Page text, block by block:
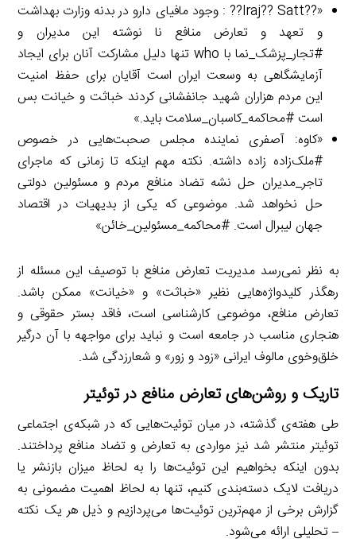
«??Iraj?? Satt?? : وجود مافیای دارو در بدنه وزارت بهداشت
و تعهد و تعارض منافع نا نوشته این مدیران و
#تجار_پزشک_نما با who تنها دلیل مشارکت آنان برای ایجاد
آزمایشگاهی به وسعت ایران است آقایان برای حفظ امنیت
این مردم هزاران شهید جانفشانی کردند خباثت و خیانت بس
است #محاکمه_کاسبان_سلامت باید.»
«کاوه: آصفری نماینده مجلس صحبت‌هایی در خصوص
#ملک‌زاده زاده داشته. نکته مهم اینکه تا زمانی که ماجرای
تاجر_مدیران حل نشه تضاد منافع مردم و مسئولین دولتی
حل نخواهد شد. موضوعی که یکی از بدیهیات در اقتصاد
جهان لیبرال است. #محاکمه‌_مسئولین_خائن»
به نظر نمی‌رسد مدیریت تعارض منافع با توصیف این مسئله از
رهگذر کلیدواژه‌هایی نظیر «خباثت» و «خیانت» ممکن باشد.
تعارض منافع، موضوعی کارشناسی است، فاقد بستر حقوقی و
هنجاری مناسب در جامعه است و نباید برای مواجهه با آن درگیر
خلق‌وخوی مالوف ایرانی «زود و زور» و شعارزدگی شد.
تاریک و روشن‌های تعارض منافع در توئیتر
طی هفته‌ی گذشته، در میان توئیت‌هایی که در شبکه‌ی اجتماعی
توئیتر منتشر شد نیز مواردی به تعارض و تضاد منافع پرداختند.
بدون اینکه بخواهیم این توئیت‌ها را به لحاظ میزان بازنشر یا
دریافت لایک دسته‌بندی کنیم، تنها به لحاظ اهمیت مضمونی به
گزارش برخی از مهم‌ترین توئیت‌ها می‌پردازیم و ذیل هر یک نکته
– تحلیلی ارائه می‌شود.